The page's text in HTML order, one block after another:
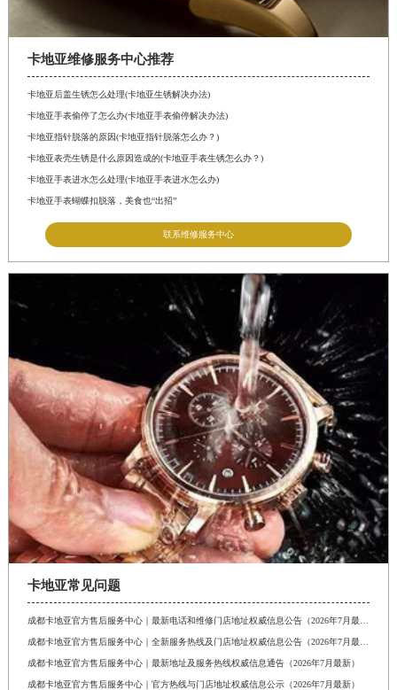
卡地亚维修服务中心推荐
卡地亚后盖生锈怎么处理(卡地亚生锈解决办法)
卡地亚手表偷停了怎么办(卡地亚手表偷停解决办法)
卡地亚指针脱落的原因(卡地亚指针脱落怎么办？)
卡地亚表壳生锈是什么原因造成的(卡地亚手表生锈怎么办？)
卡地亚手表进水怎么处理(卡地亚手表进水怎么办)
卡地亚手表蝴蝶扣脱落，美食也“出招”
联系维修服务中心
卡地亚常见问题
成都卡地亚官方售后服务中心｜最新电话和维修门店地址权威信息公告（2026年7月最新）
成都卡地亚官方售后服务中心｜全新服务热线及门店地址权威信息公告（2026年7月最新）
成都卡地亚官方售后服务中心｜最新地址及服务热线权威信息通告（2026年7月最新）
成都卡地亚官方售后服务中心｜官方热线与门店地址权威信息公示（2026年7月最新）